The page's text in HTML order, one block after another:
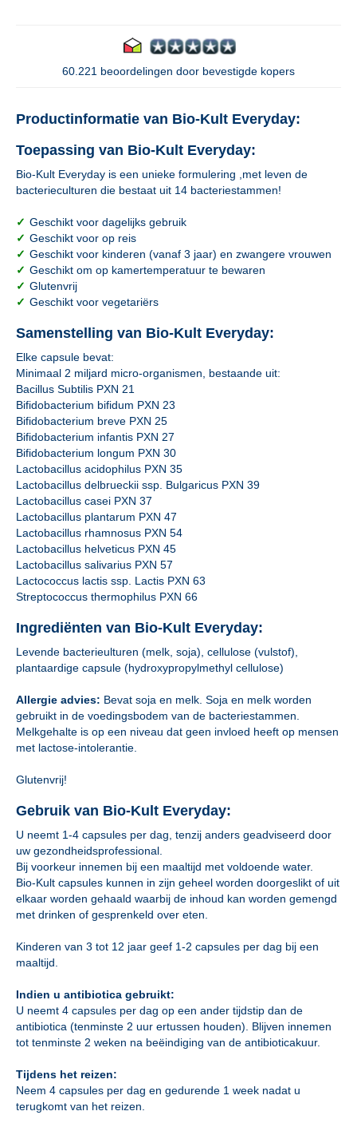
60.221 beoordelingen door bevestigde kopers
Productinformatie van Bio-Kult Everyday:
Toepassing van Bio-Kult Everyday:
Bio-Kult Everyday is een unieke formulering ,met leven de
bacterieculturen die bestaat uit 14 bacteriestammen!
✓ Geschikt voor dagelijks gebruik
✓ Geschikt voor op reis
✓ Geschikt voor kinderen (vanaf 3 jaar) en zwangere vrouwen
✓ Geschikt om op kamertemperatuur te bewaren
✓ Glutenvrij
✓ Geschikt voor vegetariërs
Samenstelling van Bio-Kult Everyday:
Elke capsule bevat:
Minimaal 2 miljard micro-organismen, bestaande uit:
Bacillus Subtilis PXN 21
Bifidobacterium bifidum PXN 23
Bifidobacterium breve PXN 25
Bifidobacterium infantis PXN 27
Bifidobacterium longum PXN 30
Lactobacillus acidophilus PXN 35
Lactobacillus delbrueckii ssp. Bulgaricus PXN 39
Lactobacillus casei PXN 37
Lactobacillus plantarum PXN 47
Lactobacillus rhamnosus PXN 54
Lactobacillus helveticus PXN 45
Lactobacillus salivarius PXN 57
Lactococcus lactis ssp. Lactis PXN 63
Streptococcus thermophilus PXN 66
Ingrediënten van Bio-Kult Everyday:
Levende bacterieulturen (melk, soja), cellulose (vulstof),
plantaardige capsule (hydroxypropylmethyl cellulose)
Allergie advies: Bevat soja en melk. Soja en melk worden
gebruikt in de voedingsbodem van de bacteriestammen.
Melkgehalte is op een niveau dat geen invloed heeft op mensen
met lactose-intolerantie.
Glutenvrij!
Gebruik van Bio-Kult Everyday:
U neemt 1-4 capsules per dag, tenzij anders geadviseerd door
uw gezondheidsprofessional.
Bij voorkeur innemen bij een maaltijd met voldoende water.
Bio-Kult capsules kunnen in zijn geheel worden doorgeslikt of uit
elkaar worden gehaald waarbij de inhoud kan worden gemengd
met drinken of gesprenkeld over eten.
Kinderen van 3 tot 12 jaar geef 1-2 capsules per dag bij een
maaltijd.
Indien u antibiotica gebruikt:
U neemt 4 capsules per dag op een ander tijdstip dan de
antibiotica (tenminste 2 uur ertussen houden). Blijven innemen
tot tenminste 2 weken na beëindiging van de antibioticakuur.
Tijdens het reizen:
Neem 4 capsules per dag en gedurende 1 week nadat u
terugkomt van het reizen.